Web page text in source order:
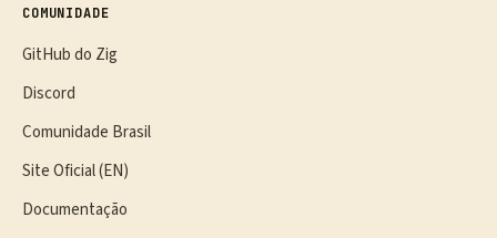
COMUNIDADE
GitHub do Zig
Discord
Comunidade Brasil
Site Oficial (EN)
Documentação